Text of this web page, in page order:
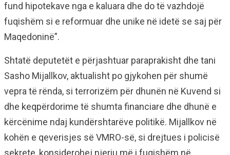
fund hipotekave nga e kaluara dhe do të vazhdojë
fuqishëm si e reformuar dhe unike në idetë se saj për
Maqedoninë”.
Shtatë deputetët e përjashtuar paraprakisht dhe tani
Sasho Mijallkov, aktualisht po gjykohen për shumë
vepra të rënda, si terrorizëm për dhunën në Kuvend si
dhe keqpërdorime të shumta financiare dhe dhunë e
kërcënime ndaj kundërshtarëve politikë. Mijallkov në
kohën e qeverisjes së VMRO-së, si drejtues i policisë
sekrete, konsiderohej njeriu më i fuqishëm në